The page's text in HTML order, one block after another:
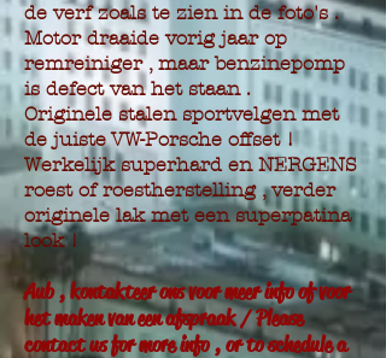
de verf zoals te zien in de foto's .
Motor draaide vorig jaar op
remreiniger , maar benzinepomp
is defect van het staan .
Originele stalen sportvelgen met
de juiste VW-Porsche offset !
Werkelijk superhard en NERGENS
roest of roestherstelling , verder
originele lak met een superpatina
look !
Aub , kontakteer ons voor meer info of voor
het maken van een afspraak / Please
contact us for more info , or to schedule a